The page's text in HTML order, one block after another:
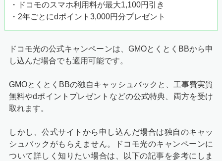
・ドコモのスマホ利用料が最大1,100円引き
・2年ごとにdポイント3,000円分プレゼント
ドコモ光の公式キャンペーンは、GMOとくとくBBから申
し込んだ場合でも適用可能です。
GMOとくとくBBの独自キャッシュバックと、工事費実質
無料やdポイントプレゼントなどの公式特典、両方を受け
取れます。
しかし、公式サイトから申し込んだ場合は独自のキャッ
シュバックがもらえません。ドコモ光のキャンペーンに
ついて詳しく知りたい場合は、以下の記事を参考にしま